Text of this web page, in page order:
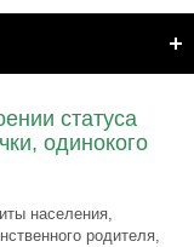
статуса
одинокого
населения,
родителя,